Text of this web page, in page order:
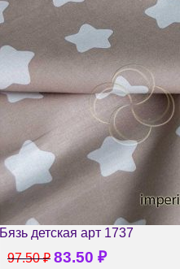
Бязь детская арт 1737
97.50₽ 83.50 ₽